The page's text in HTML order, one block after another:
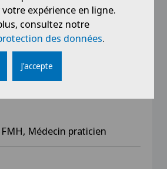
chirurgie générale, Hôpital
Médecin praticien
expérience en ligne.
consultez notre
des données.
J'accepte